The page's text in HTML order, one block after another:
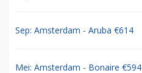
Sep: Amsterdam - Aruba €614
Mei: Amsterdam - Bonaire €594